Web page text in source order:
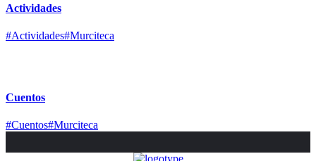
Actividades
#Actividades#Murciteca
Cuentos
#Cuentos#Murciteca